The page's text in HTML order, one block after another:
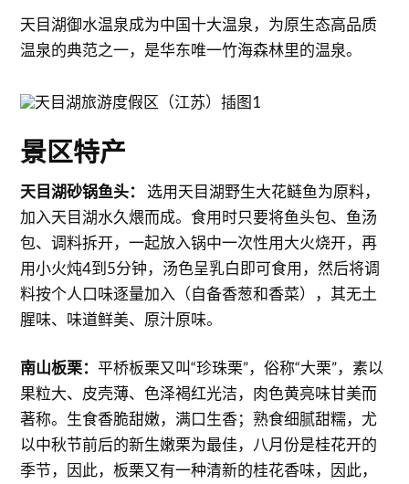
天目湖御水温泉成为中国十大温泉，为原生态高品质
温泉的典范之一，是华东唯一竹海森林里的温泉。
景区特产
天目湖砂锅鱼头：
选用天目湖野生大花鲢鱼为原料，
加入天目湖水久煨而成。食用时只要将鱼头包、鱼汤
包、调料拆开，一起放入锅中一次性用大火烧开，再
用小火炖4到5分钟，汤色呈乳白即可食用，然后将调
料按个人口味逐量加入（自备香葱和香菜），其无土
腥味、味道鲜美、原汁原味。
南山板栗：平桥板栗又叫“珍珠栗”，俗称“大栗”，素以
果粒大、皮壳薄、色泽褐红光洁，肉色黄亮味甘美而
著称。生食香脆甜嫩，满口生香；熟食细腻甜糯，尤
以中秋节前后的新生嫩栗为最佳，八月份是桂花开的
季节，因此，板栗又有一种清新的桂花香味，因此，